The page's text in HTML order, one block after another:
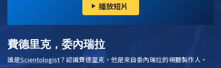
播放短片
費德里克，委內瑞拉
誰是Scientologist？認識費德里克，他是來自委內瑞拉的視聽製作人。